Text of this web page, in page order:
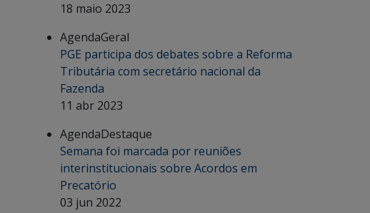
18 maio 2023
AgendaGeral
PGE participa dos debates sobre a Reforma
Tributária com secretário nacional da
Fazenda
11 abr 2023
AgendaDestaque
Semana foi marcada por reuniões
interinstitucionais sobre Acordos em
Precatório
03 jun 2022